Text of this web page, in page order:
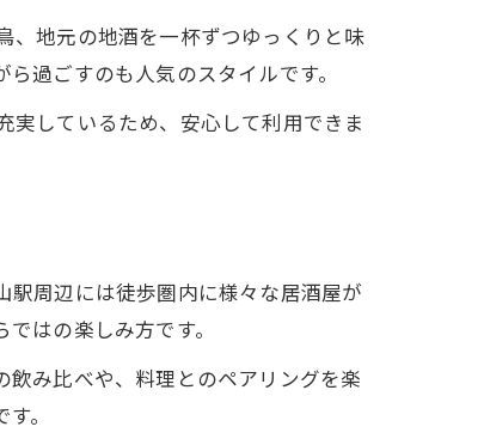
、地元の地酒を一杯ずつゆっくりと味
過ごすのも人気のスタイルです。
しているため、安心して利用できま
周辺には徒歩圏内に様々な居酒屋が
はの楽しみ方です。
み比べや、料理とのペアリングを楽
。